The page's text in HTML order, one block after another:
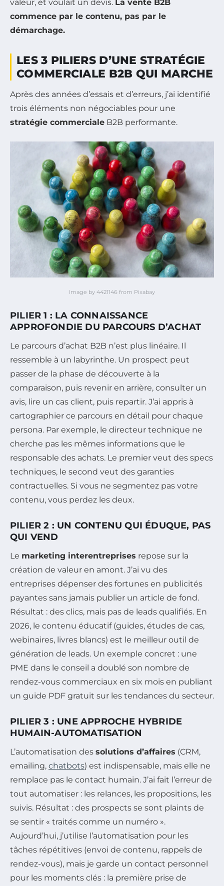
valeur, et voulait un devis. La vente B2B
commence par le contenu, pas par le
démarchage.
LES 3 PILIERS D’UNE STRATÉGIE
COMMERCIALE B2B QUI MARCHE
Après des années d’essais et d’erreurs, j’ai identifié
trois éléments non négociables pour une
stratégie commerciale B2B performante.
Image by 4421146 from Pixabay
PILIER 1 : LA CONNAISSANCE
APPROFONDIE DU PARCOURS D’ACHAT
Le parcours d’achat B2B n’est plus linéaire. Il
ressemble à un labyrinthe. Un prospect peut
passer de la phase de découverte à la
comparaison, puis revenir en arrière, consulter un
avis, lire un cas client, puis repartir. J’ai appris à
cartographier ce parcours en détail pour chaque
persona. Par exemple, le directeur technique ne
cherche pas les mêmes informations que le
responsable des achats. Le premier veut des specs
techniques, le second veut des garanties
contractuelles. Si vous ne segmentez pas votre
contenu, vous perdez les deux.
PILIER 2 : UN CONTENU QUI ÉDUQUE, PAS
QUI VEND
Le marketing interentreprises repose sur la
création de valeur en amont. J’ai vu des
entreprises dépenser des fortunes en publicités
payantes sans jamais publier un article de fond.
Résultat : des clics, mais pas de leads qualifiés. En
2026, le contenu éducatif (guides, études de cas,
webinaires, livres blancs) est le meilleur outil de
génération de leads. Un exemple concret : une
PME dans le conseil a doublé son nombre de
rendez-vous commerciaux en six mois en publiant
un guide PDF gratuit sur les tendances du secteur.
PILIER 3 : UNE APPROCHE HYBRIDE
HUMAIN-AUTOMATISATION
L’automatisation des solutions d’affaires (CRM,
emailing, chatbots) est indispensable, mais elle ne
remplace pas le contact humain. J’ai fait l’erreur de
tout automatiser : les relances, les propositions, les
suivis. Résultat : des prospects se sont plaints de
se sentir « traités comme un numéro ».
Aujourd’hui, j’utilise l’automatisation pour les
tâches répétitives (envoi de contenu, rappels de
rendez-vous), mais je garde un contact personnel
pour les moments clés : la première prise de